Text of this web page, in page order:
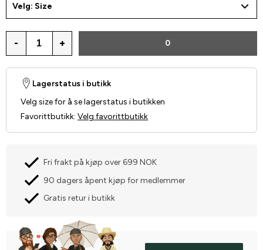
Velg: Size
- + 0
Lagerstatus i butikk
Velg size for å se lagerstatus i butikken
Favorittbutikk: Velg favorittbutikk
Fri frakt på kjøp over 699 NOK
90 dagers åpent kjøp for medlemmer
Gratis retur i butikk